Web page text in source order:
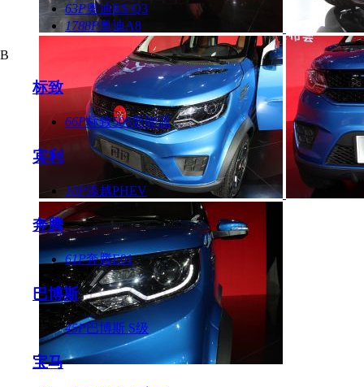
63P奥迪RS Q3
1788P奥迪A8
B
标致
66P标致508新能源
宾利
10P添越PHEV
奔腾
61P奔腾E01
巴博斯
45P巴博斯 S级
宝马